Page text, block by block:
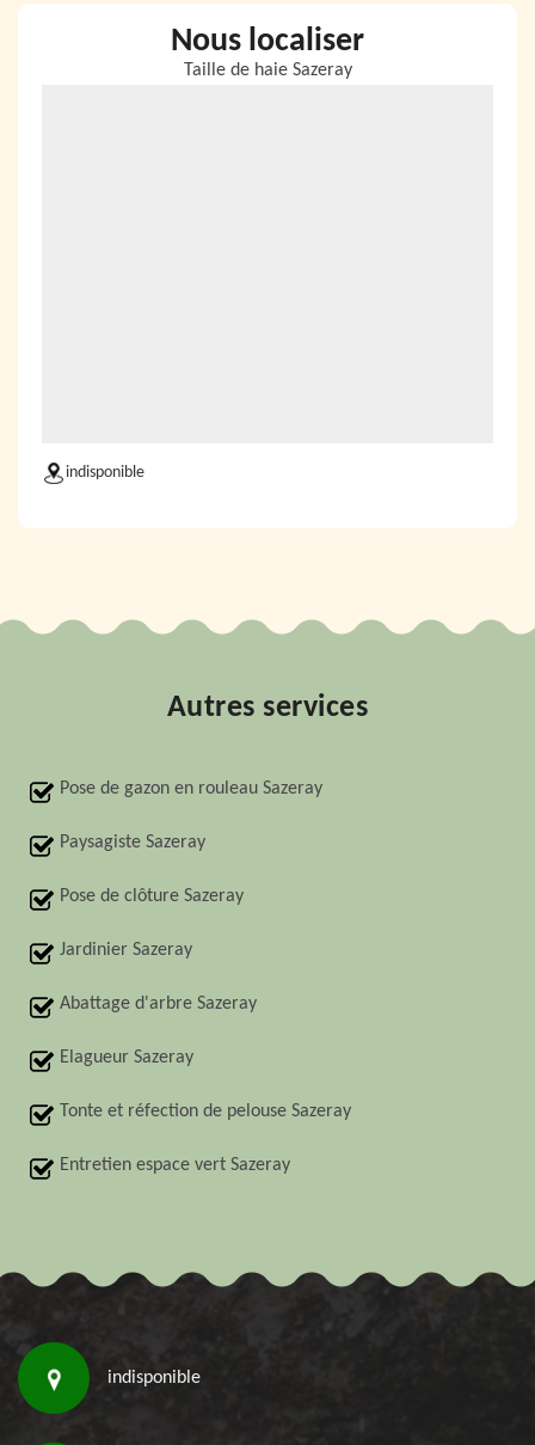
Nous localiser
Taille de haie Sazeray
indisponible
Autres services
Pose de gazon en rouleau Sazeray
Paysagiste Sazeray
Pose de clôture Sazeray
Jardinier Sazeray
Abattage d'arbre Sazeray
Elagueur Sazeray
Tonte et réfection de pelouse Sazeray
Entretien espace vert Sazeray
indisponible